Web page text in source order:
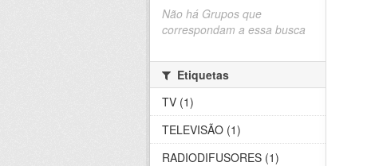
Não há Grupos que
correspondam a essa busca
Etiquetas
TV (1)
TELEVISÃO (1)
RADIODIFUSORES (1)